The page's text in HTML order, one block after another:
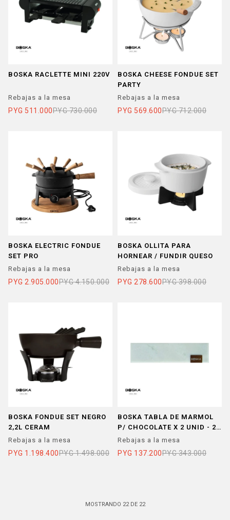
BOSKA RACLETTE MINI 220V
Rebajas a la mesa
PYG 511.000PYG 730.000
BOSKA CHEESE FONDUE SET
PARTY
Rebajas a la mesa
PYG 569.600PYG 712.000
BOSKA ELECTRIC FONDUE
SET PRO
Rebajas a la mesa
PYG 2.905.000PYG 4.150.000
BOSKA OLLITA PARA
HORNEAR / FUNDIR QUESO
Rebajas a la mesa
PYG 278.600PYG 398.000
BOSKA FONDUE SET NEGRO
2,2L CERAM
Rebajas a la mesa
PYG 1.198.400PYG 1.498.000
BOSKA TABLA DE MARMOL
P/ CHOCOLATE X 2 UNID - 20
X 54 CM CHICA
Rebajas a la mesa
PYG 137.200PYG 343.000
MOSTRANDO 22DE 22